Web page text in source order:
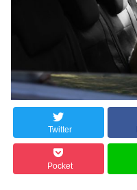
Twitter
Pocket